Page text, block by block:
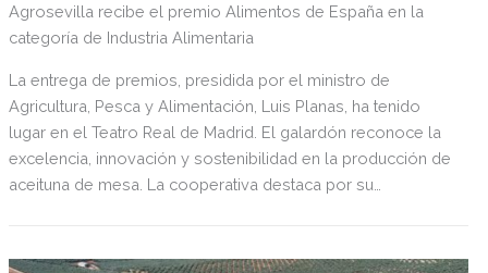
Agrosevilla recibe el premio Alimentos de España en la
categoría de Industria Alimentaria
La entrega de premios, presidida por el ministro de
Agricultura, Pesca y Alimentación, Luis Planas, ha tenido
lugar en el Teatro Real de Madrid. El galardón reconoce la
excelencia, innovación y sostenibilidad en la producción de
aceituna de mesa. La cooperativa destaca por su